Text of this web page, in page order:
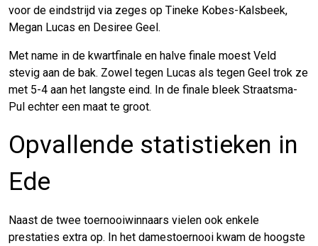
voor de eindstrijd via zeges op Tineke Kobes-Kalsbeek,
Megan Lucas en Desiree Geel.
Met name in de kwartfinale en halve finale moest Veld
stevig aan de bak. Zowel tegen Lucas als tegen Geel trok ze
met 5-4 aan het langste eind. In de finale bleek Straatsma-
Pul echter een maat te groot.
Opvallende statistieken in
Ede
Naast de twee toernooiwinnaars vielen ook enkele
prestaties extra op. In het damestoernooi kwam de hoogste